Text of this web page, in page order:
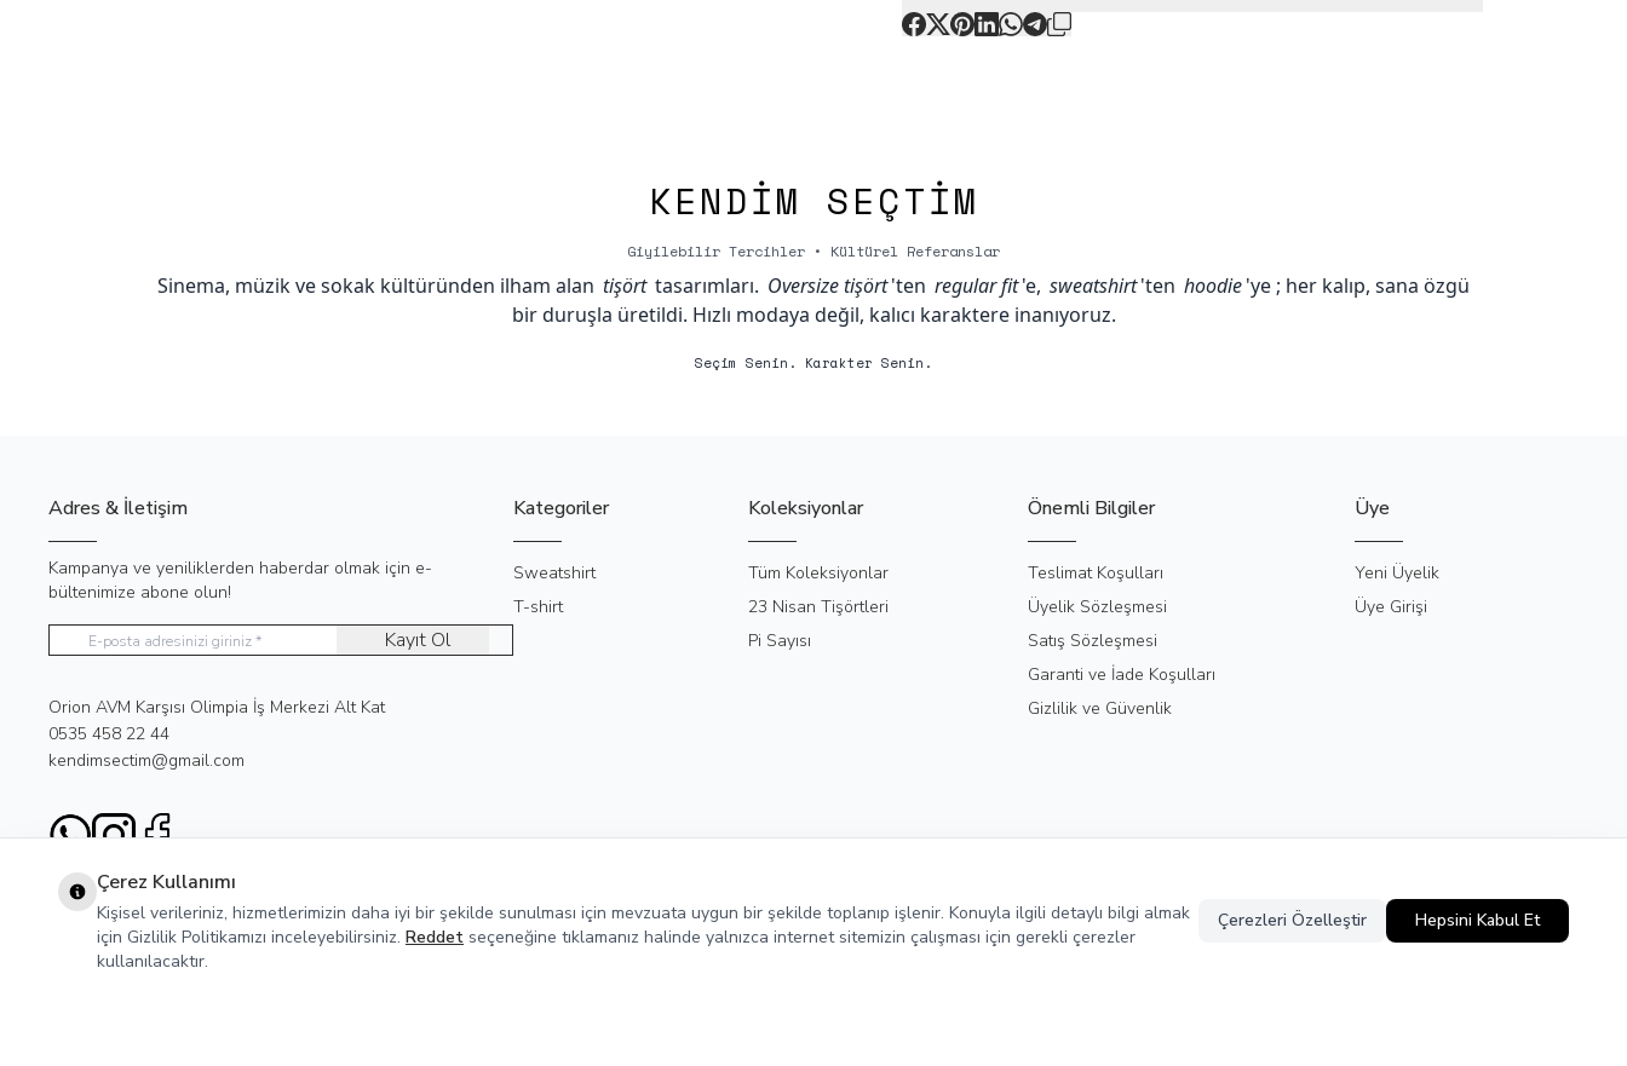
KENDIM SEÇTIM
Giyilebilir Tercihler • Kültürel Referanslar
Sinema, müzik ve sokak kültüründen ilham alan tişört tasarımları. Oversize tişört'ten regular fit'e, sweatshirt'ten hoodie'ye ; her kalıp, sana özgü
bir duruşla üretildi. Hızlı modaya değil, kalıcı karaktere inanıyoruz.
Seçim Senin. Karakter Senin.
Adres & İletişim
Kampanya ve yeniliklerden haberdar olmak için e-
bültenimize abone olun!
Kayıt Ol
Adres
Orion AVM Karşısı Olimpia İş Merkezi Alt Kat
Telefon
0535 458 22 44
E-Posta
kendimsectim@gmail.com
WhatsAppInstagramFacebook
Kategoriler
Sweatshirt
T-shirt
Koleksiyonlar
Tüm Koleksiyonlar
23 Nisan Tişörtleri
Pi Sayısı
Önemli Bilgiler
Teslimat Koşulları
Üyelik Sözleşmesi
Satış Sözleşmesi
Garanti ve İade Koşulları
Gizlilik ve Güvenlik
Üye
Yeni Üyelik
Üye Girişi
Çerez Kullanımı
Kişisel verileriniz, hizmetlerimizin daha iyi bir şekilde sunulması için mevzuata uygun bir şekilde toplanıp işlenir. Konuyla ilgili detaylı bilgi almak
için Gizlilik Politikamızı inceleyebilirsiniz. Reddet seçeneğine tıklamanız halinde yalnızca internet sitemizin çalışması için gerekli çerezler
kullanılacaktır.
Çerezleri Özelleştir Hepsini Kabul Et